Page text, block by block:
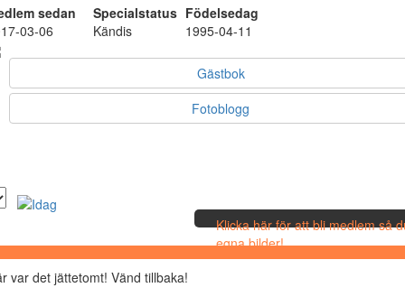
sedan Specialstatus Födelsedag
03-06
Kändis 1995-04-11
Gästbok
Fotoblogg
Klicka här för att bli medlem så
egna bilder!
var det jättetomt! Vänd tillbaka!